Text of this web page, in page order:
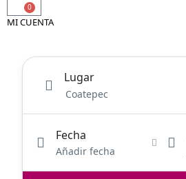
0
MI CUENTA
Lugar
Fecha
Añadir fecha